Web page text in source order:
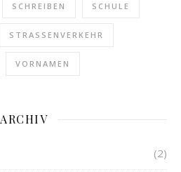
SCHREIBEN SCHULE
STRASSENVERKEHR
VORNAMEN
ARCHIV
(2)